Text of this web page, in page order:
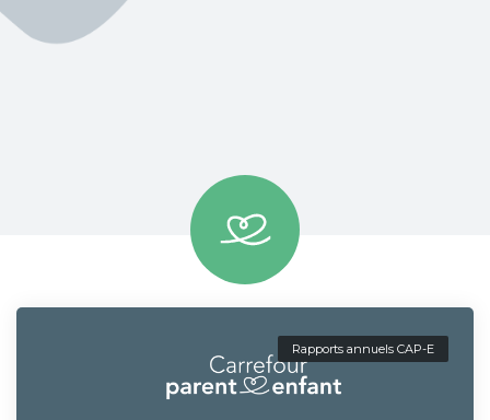
Rapports annuels CAP-E